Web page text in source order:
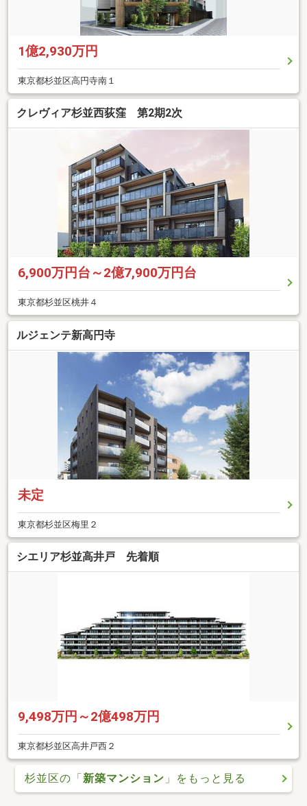
1億2,930万円
東京都杉並区高円寺南１
クレヴィア杉並西荻窪 第2期2次
6,900万円台～2億7,900万円台
東京都杉並区桃井４
ルジェンテ新高円寺
未定
東京都杉並区梅里２
シエリア杉並高井戸 先着順
9,498万円～2億498万円
東京都杉並区高井戸西２
杉並区の「新築マンション 」をもっと見る